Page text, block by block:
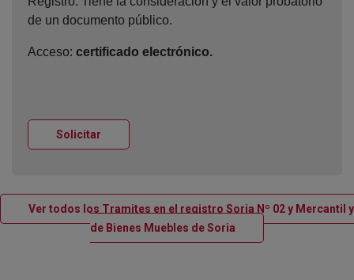
de un documento público.
Acceso: certificado electrónico.
Solicitar
Ver todos los Tramites en el registro Soria Nº 02 y Mercantil y
de Bienes Muebles de Soria Ventana nueva